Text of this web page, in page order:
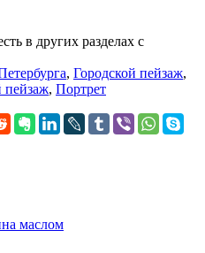
в других разделах с
, Городской пейзаж,
пейзаж, Портрет